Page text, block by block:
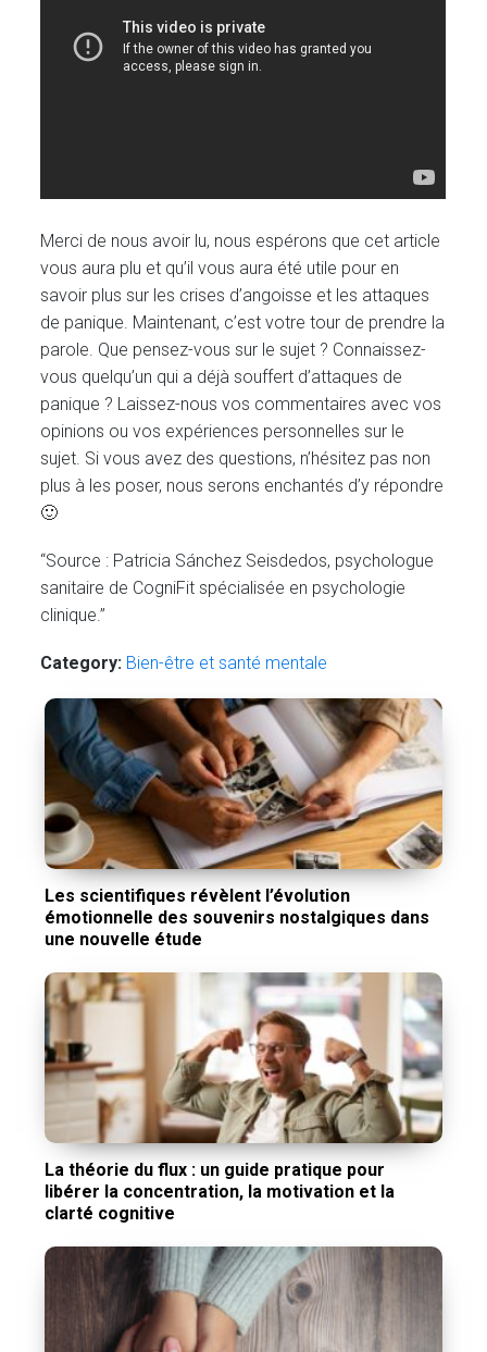
Merci de nous avoir lu, nous espérons que cet article
vous aura plu et qu’il vous aura été utile pour en
savoir plus sur les crises d’angoisse et les attaques
de panique. Maintenant, c’est votre tour de prendre la
parole. Que pensez-vous sur le sujet ? Connaissez-
vous quelqu’un qui a déjà souffert d’attaques de
panique ? Laissez-nous vos commentaires avec vos
opinions ou vos expériences personnelles sur le
sujet. Si vous avez des questions, n’hésitez pas non
plus à les poser, nous serons enchantés d’y répondre
🙂
“Source : Patricia Sánchez Seisdedos, psychologue
sanitaire de CogniFit spécialisée en psychologie
clinique.”
Category: Bien-être et santé mentale
Les scientifiques révèlent l’évolution
émotionnelle des souvenirs nostalgiques dans
une nouvelle étude
La théorie du flux : un guide pratique pour
libérer la concentration, la motivation et la
clarté cognitive